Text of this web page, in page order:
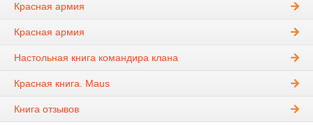
Красная армия
Красная армия
Настольная книга командира клана
Красная книга. Maus
Книга отзывов